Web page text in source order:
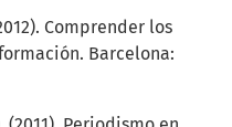
Comprender los
Barcelona: